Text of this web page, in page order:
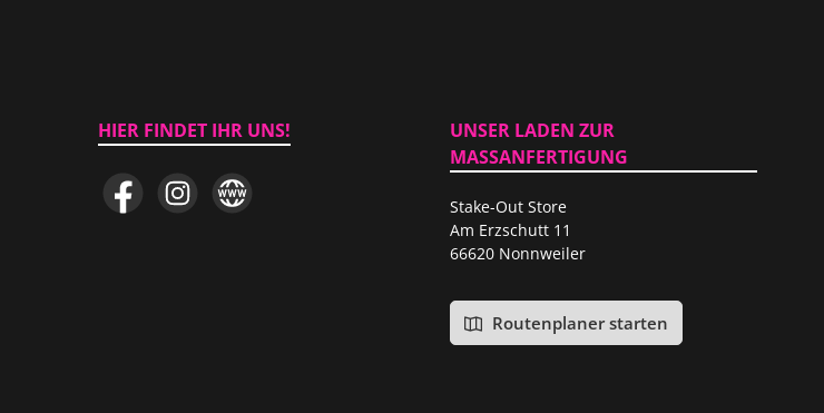
HIER FINDET IHR UNS!
FacebookInstagramWebsite
UNSER LADEN ZUR
MASSANFERTIGUNG
Stake-Out Store
Am Erzschutt 11
66620 Nonnweiler
Routenplaner starten